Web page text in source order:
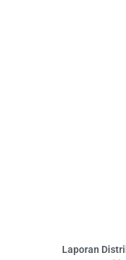
Laporan